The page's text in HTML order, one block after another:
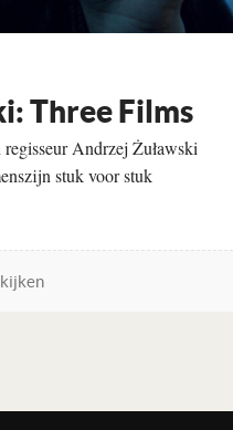
Three Films
Andrzej Żuławski
stuk voor stuk